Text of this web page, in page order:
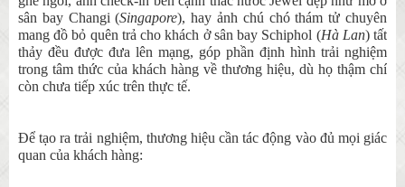
sân bay Changi (Singapore), hay ảnh chú chó thám tử chuyên
mang đồ bỏ quên trả cho khách ở sân bay Schiphol (Hà Lan) tất
thảy đều được đưa lên mạng, góp phần định hình trải nghiệm
trong tâm thức của khách hàng về thương hiệu, dù họ thậm chí
còn chưa tiếp xúc trên thực tế.
Để tạo ra trải nghiệm, thương hiệu cần tác động vào đủ mọi giác
quan của khách hàng: